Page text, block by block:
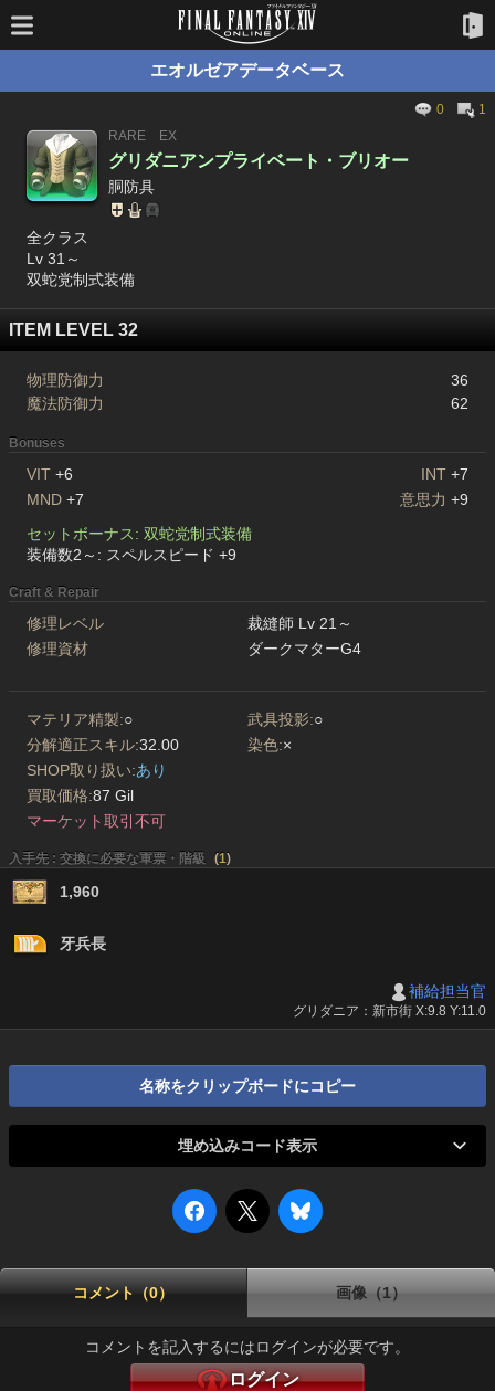
エオルゼアデータベース
0
1
RARE
EX
グリダニアンプライベート・ブリオー
胴防具
全クラス
Lv 31～
双蛇党制式装備
ITEM LEVEL 32
物理防御力
36
魔法防御力
62
Bonuses
VIT +6 INT +7
MND +7 意思力 +9
セットボーナス: 双蛇党制式装備
装備数2～: スペルスピード +9
Craft & Repair
修理レベル
裁縫師 Lv 21～
修理資材
ダークマターG4
マテリア精製:○ 武具投影:○
分解適正スキル:32.00 染色:×
SHOP取り扱い:あり
買取価格:87 Gil
マーケット取引不可
入手先 : 交換に必要な軍票・階級 (1)
1,960
牙兵長
補給担当官
グリダニア：新市街 X:9.8 Y:11.0
名称をクリップボードにコピー
埋め込みコード表示
コメント（0） 画像（1）
コメントを記入するにはログインが必要です。
ログイン